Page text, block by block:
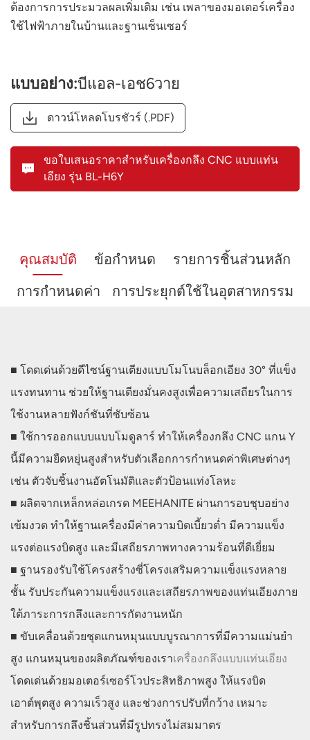
ต้องการการประมวลผลเพิ่มเติม เช่น เพลาของมอเตอร์เครื่อง
ใช้ไฟฟ้าภายในบ้านและฐานเซ็นเซอร์
แบบอย่าง:บีแอล-เอช6วาย
ขอใบเสนอราคาสำหรับเครื่องกลึง CNC แบบแท่น
เอียง รุ่น BL-H6Y
ดาวน์โหลดโบรชัวร์ (.PDF)
คุณสมบัติ ข้อกำหนด
รายการชิ้นส่วนหลัก
การกำหนดค่า
การประยุกต์ใช้ในอุตสาหกรรม
■ โดดเด่นด้วยดีไซน์ฐานเตียงแบบโมโนบล็อกเอียง 30° ที่แข็ง
แรงทนทาน ช่วยให้ฐานเตียงมั่นคงสูงเพื่อความเสถียรในการ
ใช้งานหลายฟังก์ชันที่ซับซ้อน
■ ใช้การออกแบบแบบโมดูลาร์ ทำให้เครื่องกลึง CNC แกน Y
นี้มีความยืดหยุ่นสูงสำหรับตัวเลือกการกำหนดค่าพิเศษต่างๆ
เช่น ตัวจับชิ้นงานอัตโนมัติและตัวป้อนแท่งโลหะ
■ ผลิตจากเหล็กหล่อเกรด MEEHANITE ผ่านการอบชุบอย่าง
เข้มงวด ทำให้ฐานเครื่องมีค่าความบิดเบี้ยวต่ำ มีความแข็ง
แรงต่อแรงบิดสูง และมีเสถียรภาพทางความร้อนที่ดีเยี่ยม
■ ฐานรองรับใช้โครงสร้างซี่โครงเสริมความแข็งแรงหลาย
ชั้น รับประกันความแข็งแรงและเสถียรภาพของแท่นเอียงภาย
ใต้ภาระการกลึงและการกัดงานหนัก
■ ขับเคลื่อนด้วยชุดแกนหมุนแบบบูรณาการที่มีความแม่นยำ
สูง แกนหมุนของผลิตภัณฑ์ของเราเครื่องกลึงแบบแท่นเอียง
โดดเด่นด้วยมอเตอร์เซอร์โวประสิทธิภาพสูง ให้แรงบิด
เอาต์พุตสูง ความเร็วสูง และช่วงการปรับที่กว้าง เหมาะ
สำหรับการกลึงชิ้นส่วนที่มีรูปทรงไม่สมมาตร